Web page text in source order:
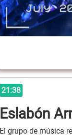
21:38
Eslabón
El grupo de música